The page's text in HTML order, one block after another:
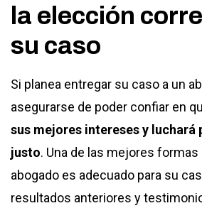
la elección
su caso
Si planea entregar su caso a un
asegurarse de poder confiar en
sus mejores intereses y luchará
justo. Una de las mejores formas
abogado es adecuado para su
resultados anteriores y